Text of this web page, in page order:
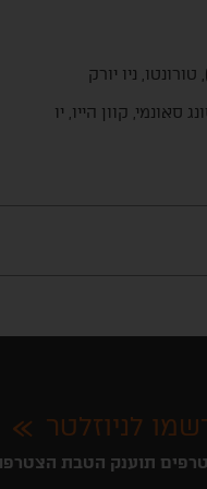
ניו יורק
סאונמי, קוון הייו, יו
לניוזלטר
תוענק הטבת